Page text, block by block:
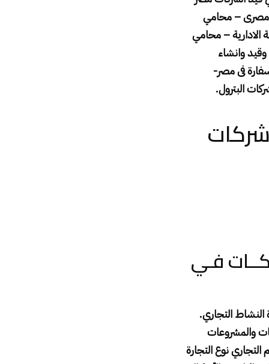
مصرى – محامي
– محامي
وانشاء
فى مصر-
البترول.
فـي
النشاط التجاري.
والمشروعات
نوع التجارة